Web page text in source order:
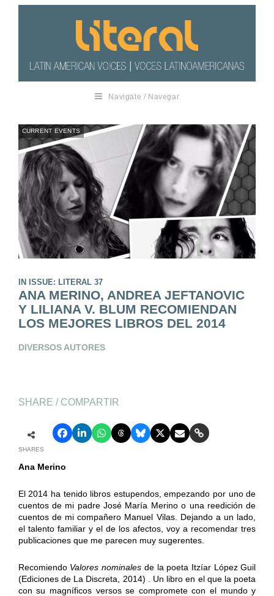
Navigate / Navegar
CURRENT EVENTS
IN ISSUE: LITERAL 37
ANA MERINO, ANDREA JEFTANOVIC
Y LILIANA V. BLUM RECOMIENDAN
LOS MEJORES LIBROS DEL 2014
DIVERSOS AUTORES
SHARE / COMPARTIR
SHARES
Ana Merino
El 2014 ha tenido libros estupendos, empezando por uno de
cuentos de mi padre José María Merino o una reedición de
cuentos de mi compañero Manuel Vilas. Dejando a un lado,
el talento familiar y el de los afectos, voy a recomendar tres
publicaciones que me parecen muy sugerentes.
Recomiendo Valores nominales de la poeta Itzíar López Guil
(Ediciones de La Discreta, 2014) . Un libro en el que la poeta
con su magníficos versos se compromete con el mundo y